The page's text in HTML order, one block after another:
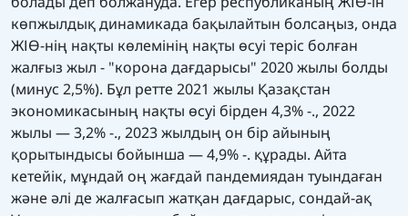
көпжылдық динамикада бақылайтын болсаңыз, онда
ЖІӨ-нің нақты көлемінің нақты өсуі теріс болған
жалғыз жыл - "корона дағдарысы" 2020 жылы болды
(минус 2,5%). Бұл ретте 2021 жылы Қазақстан
экономикасының нақты өсуі бірден 4,3% -., 2022
жылы — 3,2% -., 2023 жылдың он бір айының
қорытындысы бойынша — 4,9% -. құрады. Айта
кетейік, мұндай оң жағдай пандемиядан туындаған
және әлі де жалғасып жатқан дағдарыс, сондай-ақ